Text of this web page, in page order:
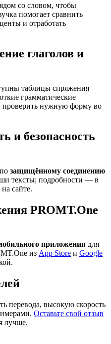
со словом, чтобы
помогает сравнить
и отработать
глаголов и
таблицы спряжения
грамматические
нужную форму во
и безопасность
защищённому соединению
тексты; подробности — в
на сайте.
PROMT.One
приложения для
из App Store и Google
перевода, высокую скорость
Оставьте свой отзыв
лучше.